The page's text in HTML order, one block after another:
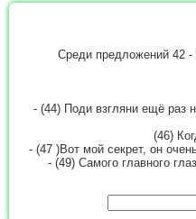
Среди предложений 42 -
- (44) Поди взгляни ещё раз
(46)
- (47 )Вот мой секрет, он
- (49) Самого главного